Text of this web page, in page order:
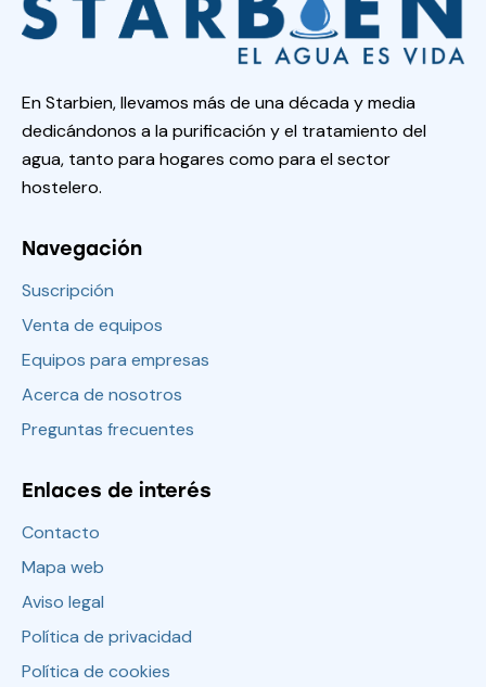
En Starbien, llevamos más de una década y media
dedicándonos a la purificación y el tratamiento del
agua, tanto para hogares como para el sector
hostelero.
Navegación
Suscripción
Venta de equipos
Equipos para empresas
Acerca de nosotros
Preguntas frecuentes
Enlaces de interés
Contacto
Mapa web
Aviso legal
Política de privacidad
Política de cookies